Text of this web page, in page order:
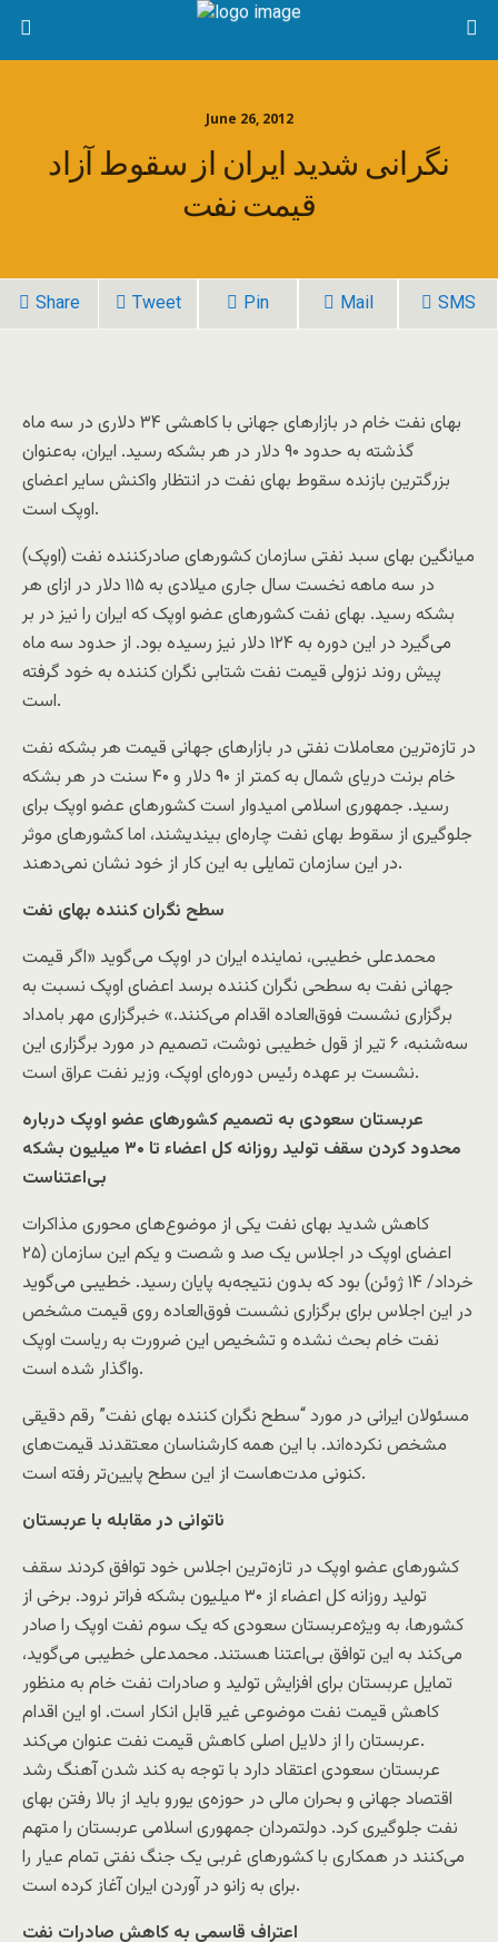
June 26, 2012
نگرانی شدید ایران از سقوط آزاد
قیمت نفت
Share Tweet Pin Mail SMS
بهای نفت خام در بازارهای جهانی با کاهشی ۳۴ دلاری در سه ماه
گذشته به حدود ۹۰ دلار در هر بشکه رسید. ایران، به‌عنوان
بزرگترین بازنده سقوط بهای نفت در انتظار واکنش سایر اعضای
اوپک است.
میانگین بهای سبد نفتی سازمان کشورهای صادرکننده نفت (اوپک)
در سه ماهه نخست سال جاری میلادی به ۱۱۵ دلار در ازای هر
بشکه رسید. بهای نفت کشورهای عضو اوپک که ایران را نیز در بر
می‌گیرد در این دوره به ۱۲۴ دلار نیز رسیده بود. از حدود سه ماه
پیش روند نزولی قیمت نفت شتابی نگران کننده به خود گرفته
است.
در تازه‌ترین معاملات نفتی در بازارهای جهانی قیمت هر بشکه نفت
خام برنت دریای شمال به کمتر از ۹۰ دلار و ۴۰ سنت در هر بشکه
رسید. جمهوری اسلامی امیدوار است کشورهای عضو اوپک برای
جلوگیری از سقوط بهای نفت چاره‌ای بیندیشند، اما کشورهای موثر
در این سازمان تمایلی به این کار از خود نشان نمی‌دهند.
سطح نگران کننده بهای نفت
محمدعلی خطیبی، نماینده ایران در اوپک می‌گوید «اگر قیمت
جهانی نفت به سطحی نگران کننده برسد اعضای اوپک نسبت به
برگزاری نشست فوق‌العاده اقدام می‌کنند.» خبرگزاری مهر بامداد
سه‌شنبه، ۶ تیر از قول خطیبی نوشت، تصمیم در مورد برگزاری این
نشست بر عهده رئیس دوره‌ای اوپک، وزیر نفت عراق است.
عربستان سعودی به تصمیم کشورهای عضو اوپک درباره
محدود کردن سقف تولید روزانه کل اعضاء تا ۳۰ میلیون بشکه
بی‌اعتناست
کاهش شدید بهای نفت یکی از موضوع‌های محوری مذاکرات
اعضای اوپک در اجلاس یک صد و شصت و یکم این سازمان (۲۵
خرداد/ ۱۴ ژوئن) بود که بدون نتیجه‌به پایان رسید. خطیبی می‌گوید
در این اجلاس برای برگزاری نشست فوق‌العاده روی قیمت مشخص
نفت خام بحث نشده و تشخیص این ضرورت به ریاست اوپک
واگذار شده است.
مسئولان ایرانی در مورد “سطح نگران کننده بهای نفت” رقم دقیقی
مشخص نکرده‌اند. با این همه کارشناسان معتقدند قیمت‌های
کنونی مدت‌هاست از این سطح پایین‌تر رفته است.
ناتوانی در مقابله با عربستان
کشورهای عضو اوپک در تازه‌ترین اجلاس خود توافق کردند سقف
تولید روزانه کل اعضاء از ۳۰ میلیون بشکه فراتر نرود. برخی از
کشورها، به ویژه‌عربستان سعودی که یک سوم نفت اوپک را صادر
می‌کند به این توافق بی‌اعتنا هستند. محمدعلی خطیبی می‌گوید،
تمایل عربستان برای افزایش تولید و صادرات نفت خام به منظور
کاهش قیمت نفت موضوعی غیر قابل انکار است. او این اقدام
عربستان را از دلایل اصلی کاهش قیمت نفت عنوان می‌کند.
عربستان سعودی اعتقاد دارد با توجه به کند شدن آهنگ رشد
اقتصاد جهانی و بحران مالی در حوزه‌ی یورو باید از بالا رفتن بهای
نفت جلوگیری کرد. دولتمردان جمهوری اسلامی عربستان را متهم
می‌کنند در همکاری با کشورهای غربی یک جنگ نفتی تمام عیار را
برای به زانو در آوردن ایران آغاز کرده است.
اعتراف قاسمی به کاهش صادرات نفت